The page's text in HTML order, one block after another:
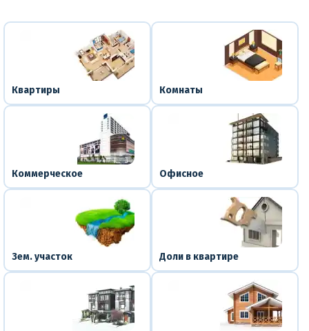
Квартиры Комнаты
Коммерческое Офисное
Зем. участок Доли в квартире